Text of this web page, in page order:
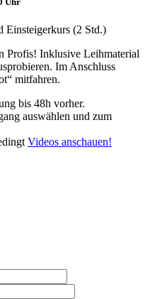
Einsteigerkurs (2 Std.)
Profis! Inklusive Leihmaterial
Im Anschluss
mitfahren.
bis 48h vorher.
auswählen und zum
Videos anschauen!